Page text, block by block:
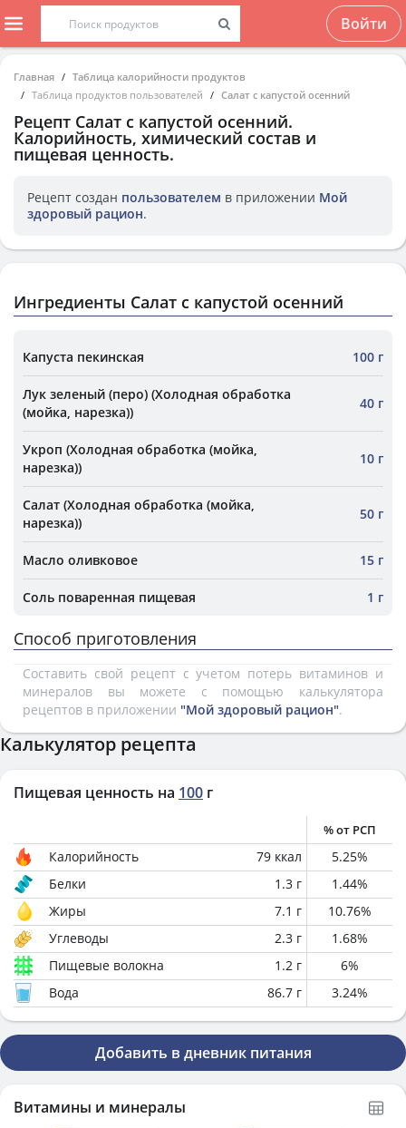
Войти
Главная
Таблица калорийности продуктов
Таблица продуктов пользователей
Салат с капустой осенний
Рецепт Салат с капустой осенний.
Калорийность, химический состав и
пищевая ценность.
Рецепт создан пользователем в приложении Мой
здоровый рацион.
Ингредиенты Салат с капустой осенний
Капуста пекинская 100 г
Лук зеленый (перо) (Холодная обработка
(мойка, нарезка))
40 г
Укроп (Холодная обработка (мойка,
нарезка))
10 г
Салат (Холодная обработка (мойка,
нарезка))
50 г
Масло оливковое 15 г
Соль поваренная пищевая 1 г
Способ приготовления
Составить свой рецепт с учетом потерь витаминов и
минералов вы можете с помощью калькулятора
рецептов в приложении "Мой здоровый рацион".
Калькулятор рецепта
Пищевая ценность на 100 г
% от РСП
Калорийность 79 ккал 5.25%
Белки
1.3 г 1.44%
Жиры
7.1 г 10.76%
Углеводы
2.3 г 1.68%
Пищевые волокна
1.2 г 6%
Вода
86.7 г 3.24%
Добавить в дневник питания
Витамины и минералы